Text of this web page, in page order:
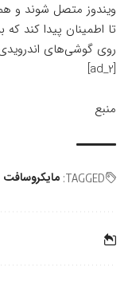
ویندوز متصل شوند و
تا اطمینان پیدا کند
روی گوشی‌های
[ad_2]
منبع
TAGGED: مایکروسافت